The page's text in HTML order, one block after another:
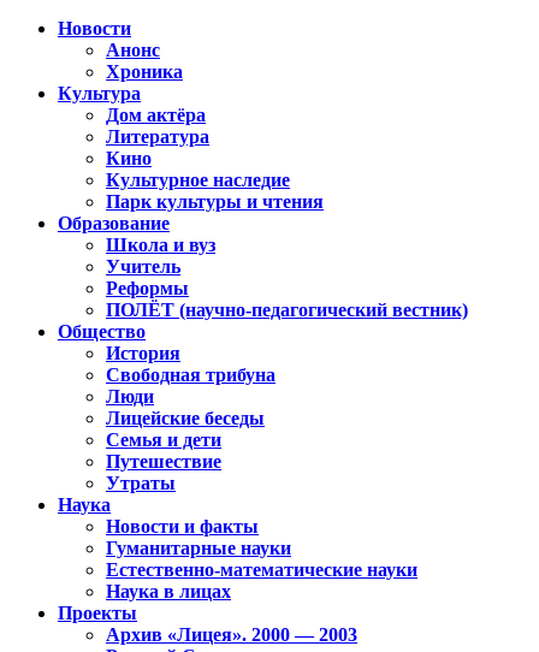
Новости
Анонс
Хроника
Культура
Дом актёра
Литература
Кино
Культурное наследие
Парк культуры и чтения
Образование
Школа и вуз
Учитель
Реформы
ПОЛЁТ (научно-педагогический вестник)
Общество
История
Свободная трибуна
Люди
Лицейские беседы
Семья и дети
Путешествие
Утраты
Наука
Новости и факты
Гуманитарные науки
Естественно-математические науки
Наука в лицах
Проекты
Архив «Лицея». 2000 — 2003